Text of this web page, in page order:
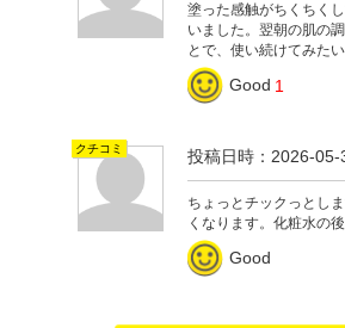
塗った感触がちくちく
いました。翌朝の肌の
とで、使い続けてみた
Good 1
クチコミ 投稿日時：2026-
ちょっとチックっとし
くなります。化粧水の
Good